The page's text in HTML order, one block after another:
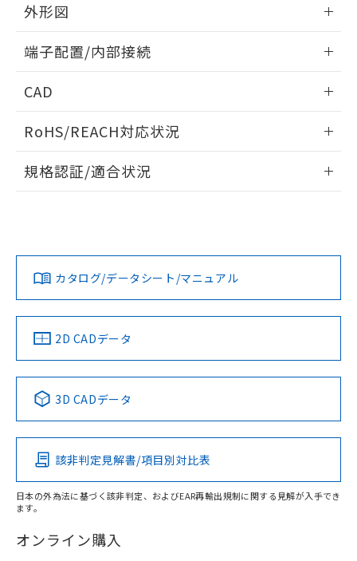
外形図
外形図
取りつけ穴加工図
端子配置/内部接続
端子配置/内部接続
CAD
ドすることができます。
ログイン/会員登録
ダウンロードデータをご利用いただく前に、以下を必ずお読
みください。
ソフトウェアの使用条件
RoHS/REACH対応状況
EU RoHS 注意事項・凡例
対応済み
中国 RoHS 注意事項・凡例
Pb Hg Cd Cr(VI)
O
在庫等で未対応品が混在する可能性があります。
規格認証/適合状況
カタログ/データシート/マニュアル
2D CADデータ
3D CADデータ
該非判定見解書/項目別対比表
日本の外為法に基づく該非判定、およびEAR再輸出規制に関する見解が入手でき
ます。
オンライン購入
ものではありません。
また、RoHS指令のフタル酸エステル類４
物質の対応では、対応完了までの期間は出
荷製品に未対応品が混在することから備考
り、2022年1月12日より割愛しておりま
す。